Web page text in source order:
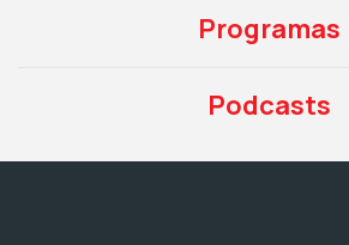
Programas
Podcasts